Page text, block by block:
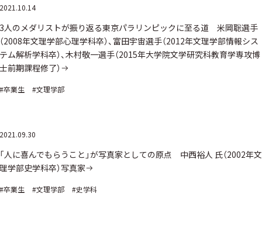
人のメダリストが振り返る東京パラリンピックに至る道 米岡聡選手
2008年文理学部心理学科卒）、富田宇宙選手（2012年文理学部情報シス
ム解析学科卒）、木村敬一選手（2015年大学院文学研究科教育学専攻博
前期課程修了）
卒業生 #文理学部
人に喜んでもらうこと」が写真家としての原点 中西裕人 氏（2002年文
学部史学科卒）写真家
卒業生 #文理学部 #史学科